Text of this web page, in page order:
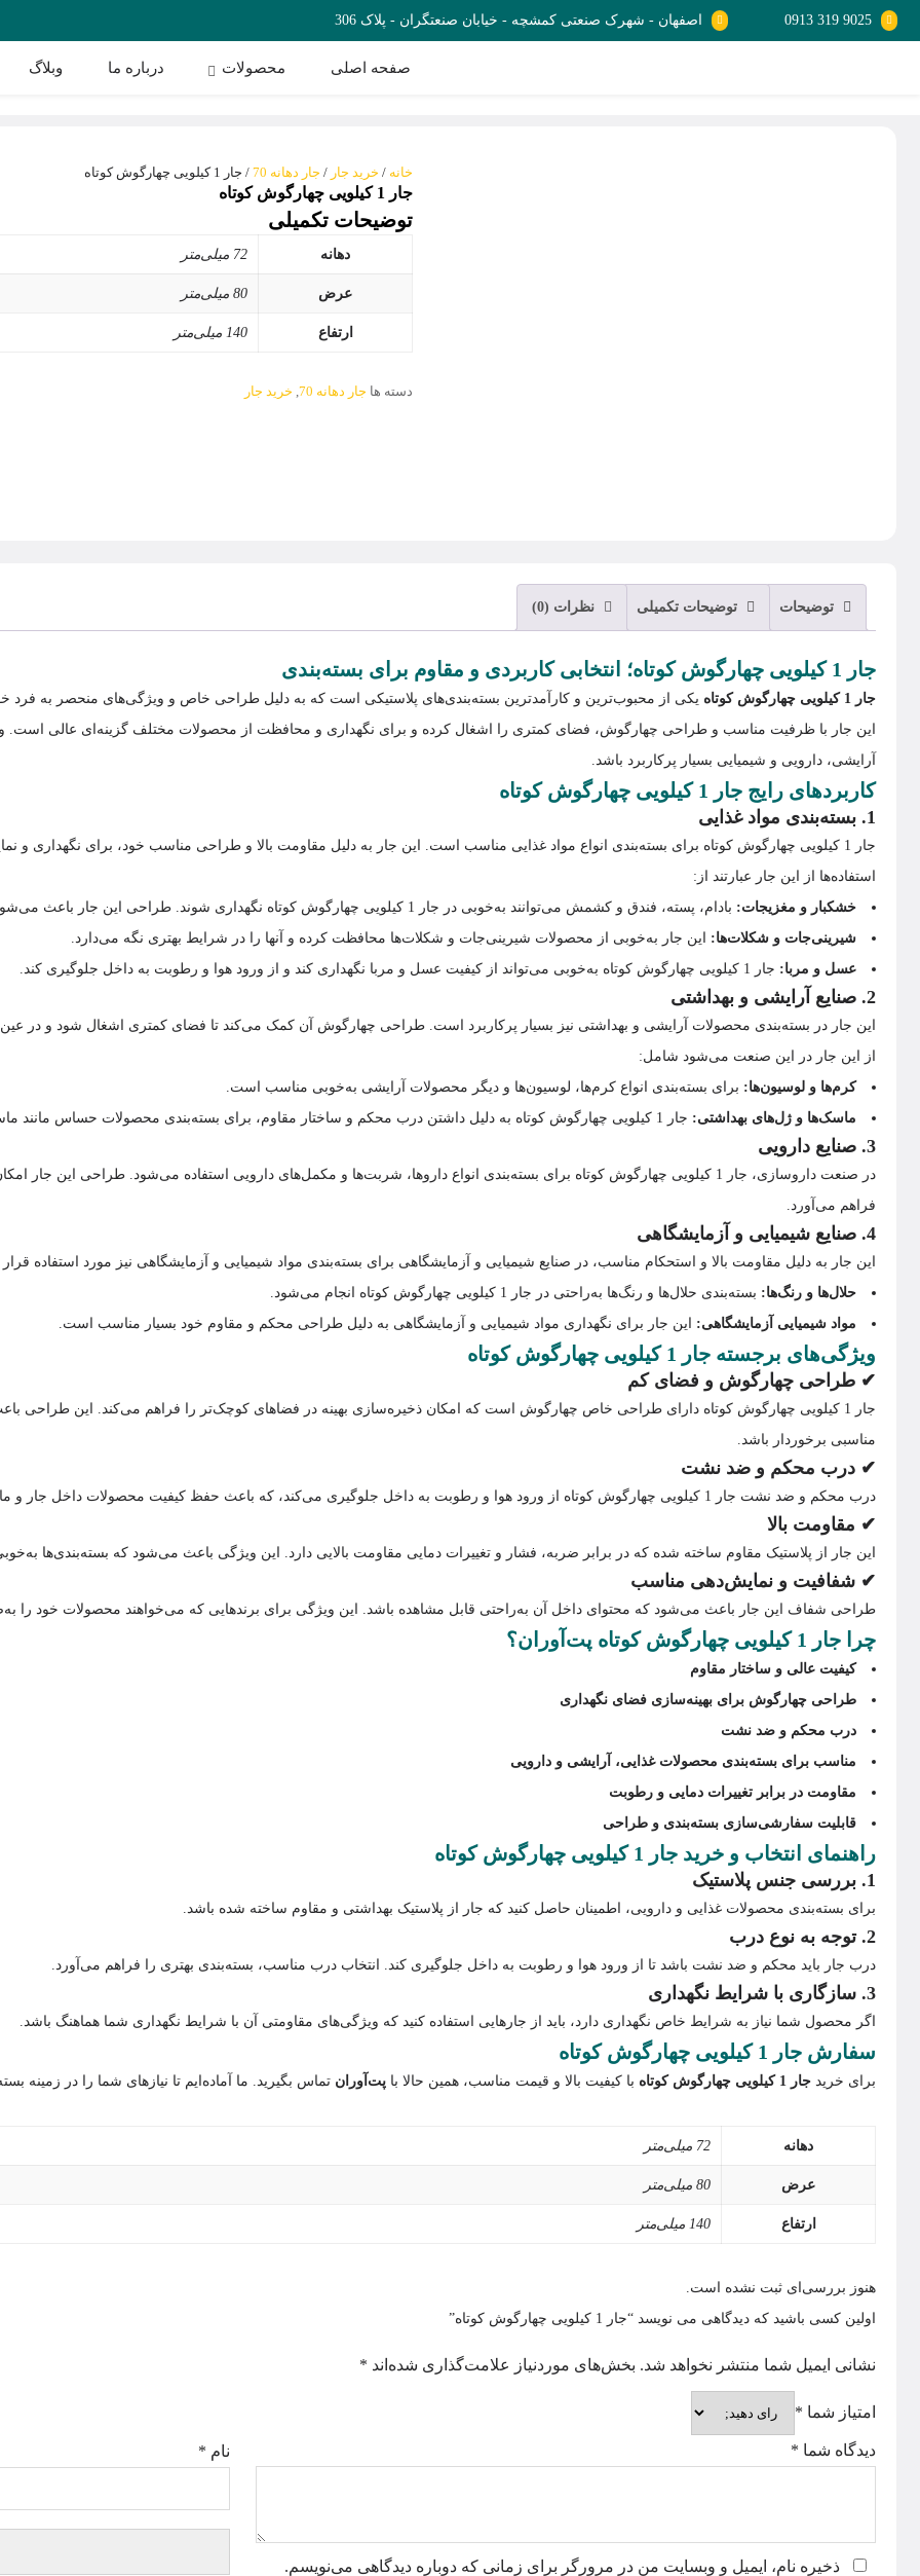
9025 319 0913 اصفهان - شهرک صنعتی کمشچه - خیابان صنعتگران - پلاک 306
صفحه اصلی محصولات درباره ما وبلاگ
خانه / خرید جار / جار دهانه 70 / جار 1 کیلویی چهارگوش کوتاه
جار 1 کیلویی چهارگوش کوتاه
توضیحات تکمیلی
دهانه‌ 72 میلی‌متر
عرض 80 میلی‌متر
ارتفاع 140 میلی‌متر
دسته ها جار دهانه 70 , خرید جار
توضیحات توضیحات تکمیلی نظرات (0)
جار 1 کیلویی چهارگوش کوتاه؛ انتخابی کاربردی و مقاوم برای بسته‌بندی
جار 1 کیلویی چهارگوش کوتاه
یکی از محبوب‌ترین و کارآمدترین بسته‌بندی‌های پلاستیکی است که به دلیل طراحی خاص و ویژگی‌های منحصر به فرد
این جار با ظرفیت مناسب و طراحی چهارگوش، فضای کمتری را اشغال کرده و برای نگهداری و محافظت از محصولات مختلف گزینه‌ای عالی است.
آرایشی، دارویی و شیمیایی بسیار پرکاربرد باشد.
کاربردهای رایج جار 1 کیلویی چهارگوش کوتاه
1. بسته‌بندی مواد غذایی
جار 1 کیلویی چهارگوش کوتاه برای بسته‌بندی انواع مواد غذایی مناسب است. این جار به دلیل مقاومت بالا و طراحی مناسب خود، برای
استفاده‌ها از این جار عبارتند از:
خشکبار و مغزیجات: بادام، پسته، فندق و کشمش می‌توانند به‌خوبی در جار 1 کیلویی چهارگوش کوتاه نگهداری شوند. طراحی این جار باعث می‌شود که این محصولات به راحتی قابل ذخیره‌سازی و نمایش باشند.
شیرینی‌جات و شکلات‌ها: این جار به‌خوبی از محصولات شیرینی‌جات و شکلات‌ها محافظت کرده و آنها را در شرایط بهتری نگه می‌دارد.
عسل و مربا: جار 1 کیلویی چهارگوش کوتاه به‌خوبی می‌تواند از کیفیت عسل و مربا نگهداری کند و از ورود هوا و رطوبت به داخل جلوگیری کند.
2. صنایع آرایشی و بهداشتی
این جار در بسته‌بندی محصولات آرایشی و بهداشتی نیز بسیار پرکاربرد است. طراحی چهارگوش آن کمک می‌کند تا فضای کمتری اشغال شود و در عین
از این جار در این صنعت می‌شود شامل:
کرم‌ها و لوسیون‌ها: برای بسته‌بندی انواع کرم‌ها، لوسیون‌ها و دیگر محصولات آرایشی به‌خوبی مناسب است.
ماسک‌ها و ژل‌های بهداشتی: جار 1 کیلویی چهارگوش کوتاه به دلیل داشتن درب محکم و ساختار مقاوم، برای بسته‌بندی محصولات حساس مانند ماسک‌های صورت و ژل‌های بهداشتی انتخابی ایده‌آل است.
3. صنایع دارویی
در صنعت داروسازی، جار 1 کیلویی چهارگوش کوتاه برای بسته‌بندی انواع داروها، شربت‌ها و مکمل‌های دارویی استفاده می‌شود. طراحی
فراهم می‌آورد.
4. صنایع شیمیایی و آزمایشگاهی
این جار به دلیل مقاومت بالا و استحکام مناسب، در صنایع شیمیایی و آزمایشگاهی برای بسته‌بندی مواد شیمیایی و آزمایشگاهی نیز مورد استفاده
حلال‌ها و رنگ‌ها: بسته‌بندی حلال‌ها و رنگ‌ها به‌راحتی در جار 1 کیلویی چهارگوش کوتاه انجام می‌شود.
مواد شیمیایی آزمایشگاهی: این جار برای نگهداری مواد شیمیایی و آزمایشگاهی به دلیل طراحی محکم و مقاوم خود بسیار مناسب است.
ویژگی‌های برجسته جار 1 کیلویی چهارگوش کوتاه
✔ طراحی چهارگوش و فضای کم
جار 1 کیلویی چهارگوش کوتاه دارای طراحی خاص چهارگوش است که امکان ذخیره‌سازی بهینه در فضاهای کوچک‌تر را فراهم می‌کند. این
مناسبی برخوردار باشد.
✔ درب محکم و ضد نشت
درب محکم و ضد نشت جار 1 کیلویی چهارگوش کوتاه از ورود هوا و رطوبت به داخل جلوگیری می‌کند، که باعث حفظ کیفیت محصولات داخل جار و ماندگاری بالاتر آنها می‌شود.
✔ مقاومت بالا
این جار از پلاستیک مقاوم ساخته شده که در برابر ضربه، فشار و تغییرات دمایی مقاومت بالایی دارد. این ویژگی باعث می‌شود که بسته‌بندی‌ها
✔ شفافیت و نمایش‌دهی مناسب
طراحی شفاف این جار باعث می‌شود که محتوای داخل آن به‌راحتی قابل مشاهده باشد. این ویژگی برای برندهایی که می‌خواهند محصولات خود را
چرا جار 1 کیلویی چهارگوش کوتاه پت‌آوران؟
کیفیت عالی و ساختار مقاوم
طراحی چهارگوش برای بهینه‌سازی فضای نگهداری
درب محکم و ضد نشت
مناسب برای بسته‌بندی محصولات غذایی، آرایشی و دارویی
مقاومت در برابر تغییرات دمایی و رطوبت
قابلیت سفارشی‌سازی بسته‌بندی و طراحی
راهنمای انتخاب و خرید جار 1 کیلویی چهارگوش کوتاه
1. بررسی جنس پلاستیک
برای بسته‌بندی محصولات غذایی و دارویی، اطمینان حاصل کنید که جار از پلاستیک بهداشتی و مقاوم ساخته شده باشد.
2. توجه به نوع درب
درب جار باید محکم و ضد نشت باشد تا از ورود هوا و رطوبت به داخل جلوگیری کند. انتخاب درب مناسب، بسته‌بندی بهتری را فراهم می‌آورد.
3. سازگاری با شرایط نگهداری
اگر محصول شما نیاز به شرایط خاص نگهداری دارد، باید از جارهایی استفاده کنید که ویژگی‌های مقاومتی آن با شرایط نگهداری شما هماهنگ باشد.
سفارش جار 1 کیلویی چهارگوش کوتاه
برای خرید جار 1 کیلویی چهارگوش کوتاه با کیفیت بالا و قیمت مناسب، همین حالا با پت‌آوران تماس بگیرید. ما آماده‌ایم تا نیازهای شما را در زمینه
دهانه‌ 72 میلی‌متر
عرض 80 میلی‌متر
ارتفاع 140 میلی‌متر
هنوز بررسی‌ای ثبت نشده است.
اولین کسی باشید که دیدگاهی می نویسد “جار 1 کیلویی چهارگوش کوتاه”
نشانی ایمیل شما منتشر نخواهد شد. بخش‌های موردنیاز علامت‌گذاری شده‌اند *
امتیاز شما *
دیدگاه شما * نام *
ذخیره نام، ایمیل و وبسایت من در مرورگر برای زمانی که دوباره دیدگاهی می‌نویسم.